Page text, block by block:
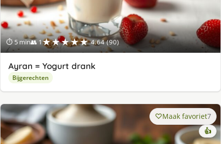
⏱ 5 min👥 1★★★★★ 4.64 (90)
Ayran = Yogurt drank
Bijgerechten
Maak favoriet7
👍